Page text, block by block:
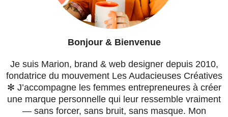
Bonjour & Bienvenue
Je suis Marion, brand & web designer depuis 2010,
fondatrice du mouvement Les Audacieuses Créatives
✻ J’accompagne les femmes entrepreneures à créer
une marque personnelle qui leur ressemble vraiment
— sans forcer, sans bruit, sans masque. Mon